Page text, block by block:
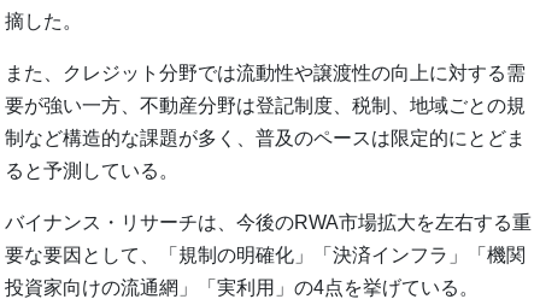
摘した。
また、クレジット分野では流動性や譲渡性の向上に対する需
要が強い一方、不動産分野は登記制度、税制、地域ごとの規
制など構造的な課題が多く、普及のペースは限定的にとどま
ると予測している。
バイナンス・リサーチは、今後のRWA市場拡大を左右する重
要な要因として、「規制の明確化」「決済インフラ」「機関
投資家向けの流通網」「実利用」の4点を挙げている。